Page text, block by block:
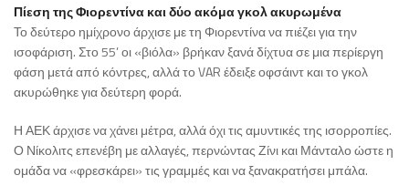
Πίεση της Φιορεντίνα και δύο ακόμα γκολ ακυρωμένα
Το δεύτερο ημίχρονο άρχισε με τη Φιορεντίνα να πιέζει για την
ισοφάριση. Στο 55’ οι «βιόλα» βρήκαν ξανά δίχτυα σε μια περίεργη
φάση μετά από κόντρες, αλλά το VAR έδειξε οφσάιντ και το γκολ
ακυρώθηκε για δεύτερη φορά.
Η ΑΕΚ άρχισε να χάνει μέτρα, αλλά όχι τις αμυντικές της ισορροπίες.
Ο Νίκολιτς επενέβη με αλλαγές, περνώντας Ζίνι και Μάνταλο ώστε η
ομάδα να «φρεσκάρει» τις γραμμές και να ξανακρατήσει μπάλα.